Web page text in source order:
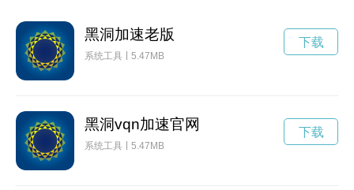
黑洞加速老版
系统工具 5.47MB
下载
黑洞vqn加速官网
系统工具 5.47MB
下载